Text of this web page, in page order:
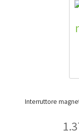
Interruttore magnetotermico